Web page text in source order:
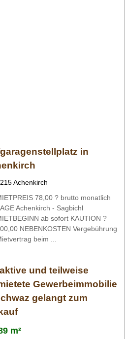
in
Achenkirch
78,00 ? brutto monatlich
Achenkirch - Sagbichl
ab sofort KAUTION ?
NEBENKOSTEN Vergebührung
beim ...
und teilweise
Gewerbeimmobilie
gelangt zum
m²